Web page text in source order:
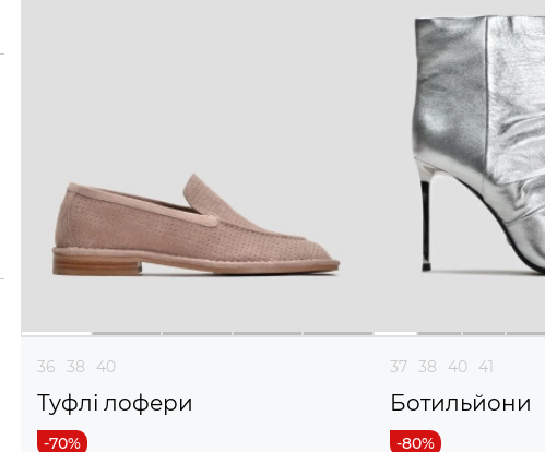
36 38 40
Туфлі лофери
37 38 40 41
Ботильйони